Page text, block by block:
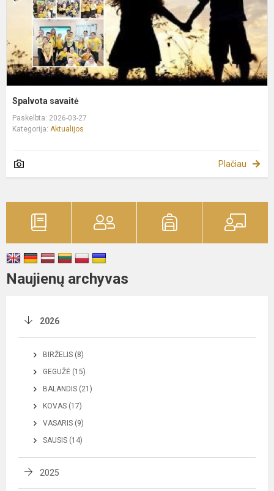
Spalvota savaitė
Paskelbta: 2026-03-27
Kategorija: Aktualijos
Plačiau
Naujienų archyvas
2026
BIRŽELIS (8)
GEGUŽĖ (15)
BALANDIS (21)
KOVAS (17)
VASARIS (9)
SAUSIS (14)
2025